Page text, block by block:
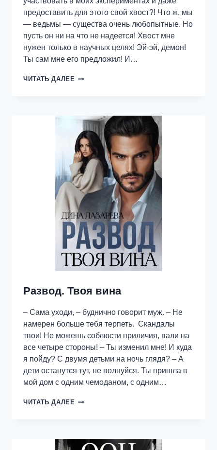
предоставить для этого свой хвост?! Что ж, мы
— ведьмы — существа очень любопытные. Но
пусть он ни на что не надеется! Хвост мне
нужен только в научных целях! Эй-эй, демон!
Ты сам мне его предложил! И…
ЧИТАТЬ ДАЛЕЕ ВСЕ
ДЕМОНА
МЫ
(НЕ)
ВЫЗЫВАЛИ
Развод. Твоя вина
– Сама уходи, – буднично говорит муж. – Не
намерен больше тебя терпеть. Скандалы
твои! Не можешь соблюсти приличия, вали на
все четыре стороны! – Ты изменил мне! И куда
я пойду? С двумя детьми на ночь глядя? – А
дети останутся тут, не волнуйся. Ты пришла в
мой дом с одним чемоданом, с одним…
ЧИТАТЬ ДАЛЕЕ РАЗВОД.